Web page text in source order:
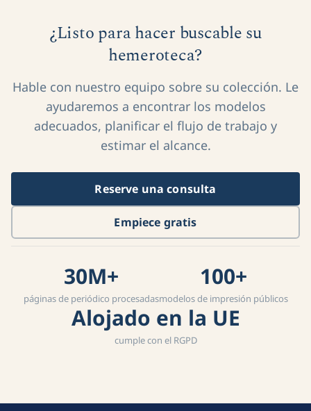
¿Listo para hacer buscable su
hemeroteca?
Hable con nuestro equipo sobre su colección. Le
ayudaremos a encontrar los modelos
adecuados, planificar el flujo de trabajo y
estimar el alcance.
Reserve una consulta
Empiece gratis
30M+
páginas de periódico procesadas
100+
modelos de impresión públicos
Alojado en la UE
cumple con el RGPD